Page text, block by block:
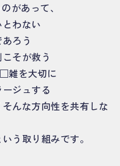
があって、
わない
ろう
そが救う
を大切に
ジュする
んな方向性を共有しな
う取り組みです。